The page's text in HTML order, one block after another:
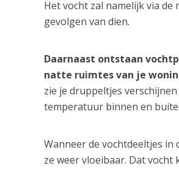
Het vocht zal namelijk via
gevolgen van dien.
Daarnaast ontstaan
natte ruimtes van je
zie je druppeltjes
temperatuur binnen en
Wanneer de vochtdeeltjes
ze weer vloeibaar. Dat